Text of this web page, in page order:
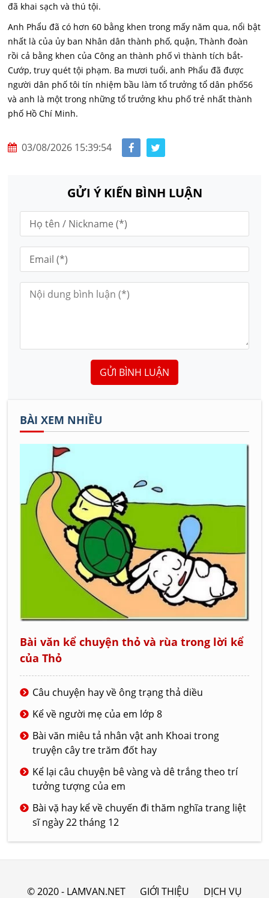
đã khai sạch và thú tội.
Anh Phẩu đã có hơn 60 bằng khen trong mấy năm qua, nổi bật
nhất là của ủy ban Nhân dân thành phố, quận, Thành đoàn
rồi cả bằng khen của Công an thành phố vì thành tích bắt-
Cướp, truy quét tội phạm. Ba mươi tuổi, anh Phẩu đã được
người dân phố tôi tín nhiệm bầu làm tổ trưởng tổ dân phố56
và anh là một trong những tổ trưởng khu phố trẻ nhất thành
phố Hồ Chí Minh.
03/08/2026 15:39:54
GỬI Ý KIẾN BÌNH LUẬN
GỬI BÌNH LUẬN
BÀI XEM NHIỀU
Bài văn kể chuyện thỏ và rùa trong lời kể
của Thỏ
Câu chuyện hay về ông trạng thả diều
Kể về người mẹ của em lớp 8
Bài văn miêu tả nhân vật anh Khoai trong
truyện cây tre trăm đốt hay
Kể lại câu chuyện bê vàng và dê trắng theo trí
tưởng tượng của em
Bài vặ hay kể về chuyến đi thăm nghĩa trang liệt
sĩ ngày 22 tháng 12
© 2020 - LAMVAN.NET GIỚI THIỆU DỊCH VỤ